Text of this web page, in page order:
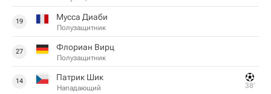
19 Мусса Диаби
Полузащитник
27 Флориан Вирц
Полузащитник
14 Патрик Шик
Нападающий 38‎’‎